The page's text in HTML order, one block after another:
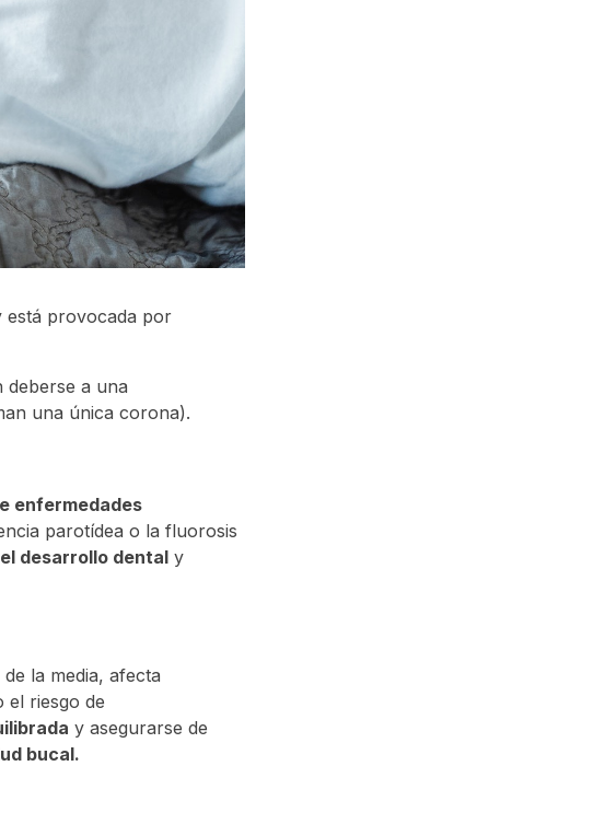
está provocada por
deberse a una
una única corona).
enfermedades
parotídea o la fluorosis
desarrollo dental y
la media, afecta
el riesgo de
y asegurarse de
bucal.